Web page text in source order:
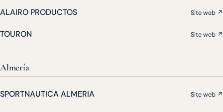
ALAIRO PRODUCTOS Site web ↗
TOURON Site web ↗
Almería
SPORTNAUTICA ALMERIA Site web ↗